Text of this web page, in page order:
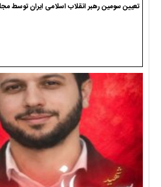
تعیین سومین رهبر انقلاب اسلامی ایران توسط